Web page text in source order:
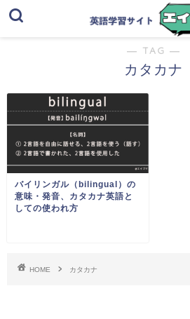
― TAG ―
カタカナ
バイリンガル（bilingual）の
意味・発音、カタカナ英語と
しての使われ方
HOME カタカナ